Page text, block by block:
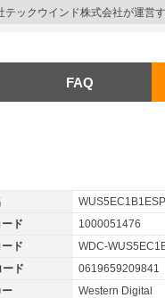
ックウインド株式会社が運営
FAQ
ド
1000051476
ド
WDC-
ド
0619659209841
ー
Western Digital